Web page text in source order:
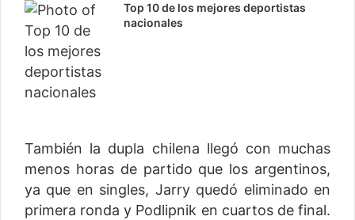
Top 10 de los mejores deportistas
nacionales
También la dupla chilena llegó con muchas
menos horas de partido que los argentinos,
ya que en singles, Jarry quedó eliminado en
primera ronda y Podlipnik en cuartos de final.